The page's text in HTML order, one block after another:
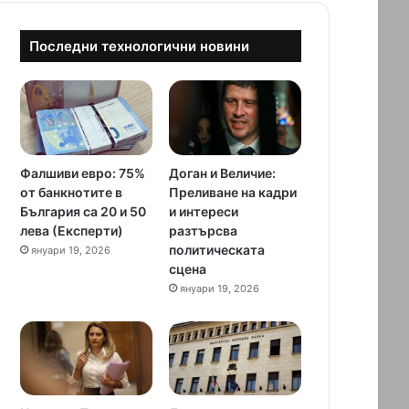
Последни технологични новини
Фалшиви евро: 75%
от банкнотите в
България са 20 и 50
лева (Експерти)
януари 19, 2026
Доган и Величие:
Преливане на кадри
и интереси
разтърсва
политическата
сцена
януари 19, 2026